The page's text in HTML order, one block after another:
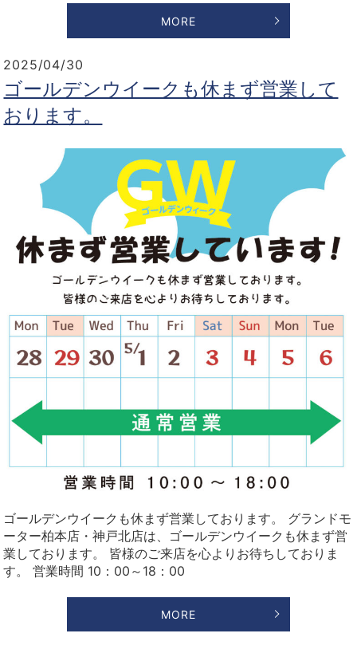
MORE
2025/04/30
ゴールデンウイークも休まず営業して
おります。
ゴールデンウイークも休まず営業しております。 グランドモ
ーター柏本店・神戸北店は、ゴールデンウイークも休まず営
業しております。 皆様のご来店を心よりお待ちしておりま
す。 営業時間 10：00～18：00
MORE